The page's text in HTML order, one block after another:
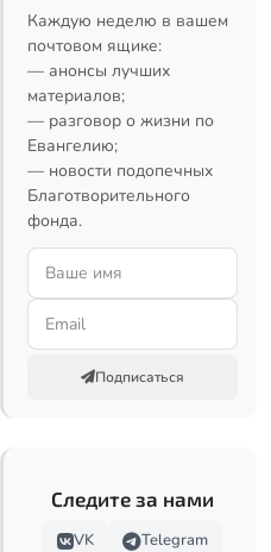
Каждую неделю в вашем
почтовом ящике:
— анонсы лучших
материалов;
— разговор о жизни по
Евангелию;
— новости подопечных
Благотворительного
фонда.
Подписаться
Следите за нами
VK
Telegram